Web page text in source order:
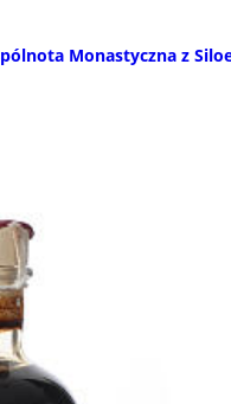
Monastyczna z